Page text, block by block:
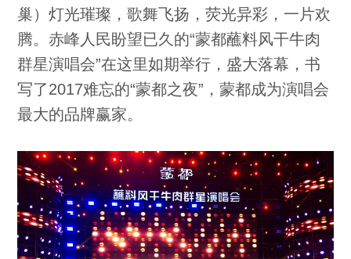
巢）灯光璀璨，歌舞飞扬，荧光异彩，一片欢
腾。赤峰人民盼望已久的“蒙都蘸料风干牛肉
群星演唱会”在这里如期举行，盛大落幕，书
写了2017难忘的“蒙都之夜”，蒙都成为演唱会
最大的品牌赢家。